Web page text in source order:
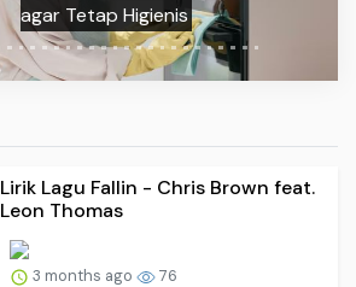
agar Tetap Higienis
Lirik Lagu Fallin - Chris Brown feat.
Leon Thomas
3 months ago 76